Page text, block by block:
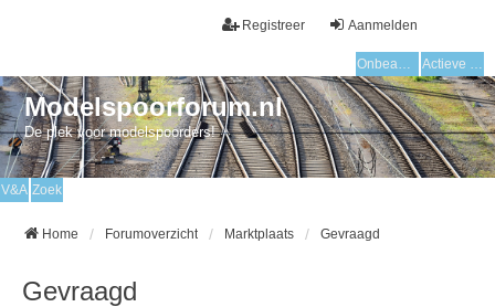
Aanmelden
Registreer
Onbeantwoorde onderwerpen Actieve onderwerpen
Modelspoorforum.nl
De plek voor modelspoorders!
V&A Zoek
Home Forumoverzicht Marktplaats Gevraagd
Gevraagd